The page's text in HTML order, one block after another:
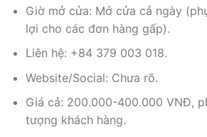
Giờ mở cửa: Mở cửa cả ngày
lợi cho các đơn hàng gấp).
Liên hệ: +84 379 003 018.
Website/Social: Chưa rõ.
Giá cả: 200.000-400.000 VNĐ,
tượng khách hàng.